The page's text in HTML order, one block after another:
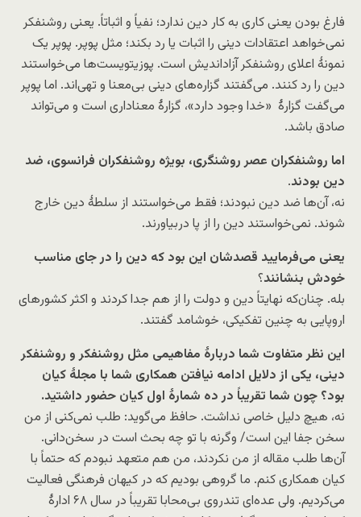
فارغ بودن یعنی کاری به کار دین ندارد؛ نفیاً و اثباتاً. یعنی روشنفکر
نمی‌خواهد اعتقادات دینی را اثبات یا رد بکند؛ مثل پوپر. پوپر یک
نمونۀ اعلای روشنفکر آزاداندیش است. پوزیتویست‌ها می‌خواستند
دین را رد کنند. می‌گفتند گزاره‌های دینی بی‌معنا و تهی‌اند. اما پوپر
می‌گفت گزارۀ «خدا وجود دارد»، گزارۀ معناداری است و می‌تواند
صادق باشد.
اما روشنفکران عصر روشنگری، بویژه روشنفکران فرانسوی، ضد
دین بودند.
نه، آن‌ها ضد دین نبودند؛ فقط می‌خواستند از سلطۀ دین خارج
شوند. نمی‌خواستند دین را از پا دربیاورند.
یعنی می‌فرمایید قصدشان این بود که دین را در جای مناسب
خودش بنشانند؟
بله. چنان‌که نهایتاً دین و دولت را از هم جدا کردند و اکثر کشورهای
اروپایی به چنین تفکیکی، خوشامد گفتند.
این نظر متفاوت شما دربارۀ مفاهیمی مثل روشنفکر و روشنفکر
دینی، یکی از دلایل ادامه نیافتن همکاری شما با مجلۀ کیان
بود؟ چون شما تقریباً در ده شمارۀ اول کیان حضور داشتید.
نه، هیچ دلیل خاصی نداشت. حافظ می‌گوید: طلب نمی‌کنی از من
سخن جفا این است/ وگرنه با تو چه بحث است در سخن‌دانی.
آن‌ها طلب مقاله از من نکردند، من هم متعهد نبودم که حتماً با
کیان همکاری کنم. ما گروهی بودیم که در کیهان فرهنگی فعالیت
می‌کردیم. ولی عده‌ای تندروی بی‌محابا تقریباً در سال ۶۸ ادارۀ